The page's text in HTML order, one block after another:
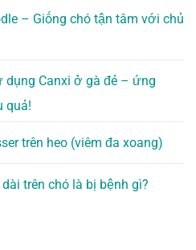
– Giống chó tận tâm với chủ
dụng Canxi ở gà đẻ – ứng
quả!
trên heo (viêm đa xoang)
trên chó là bị bệnh gì?